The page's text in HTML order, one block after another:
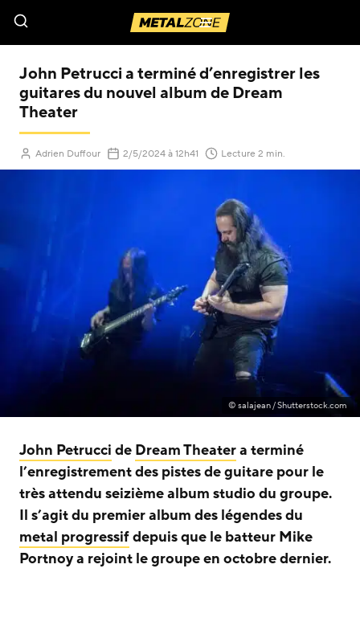
Menu
John Petrucci a terminé d’enregistrer les
guitares du nouvel album de Dream
Theater
Adrien Duffour 2/5/2024(Mis à jour le )
à 12h41 Lecture 2 min.
© salajean / Shutterstock.com
John Petrucci de Dream Theatera terminé
l’enregistrement des pistes de guitare pour le
très attendu seizième album studio du groupe.
Il s’agit du premier album des légendes du
metal progressifdepuis que le batteur Mike
Portnoy a rejoint le groupe en octobre dernier.